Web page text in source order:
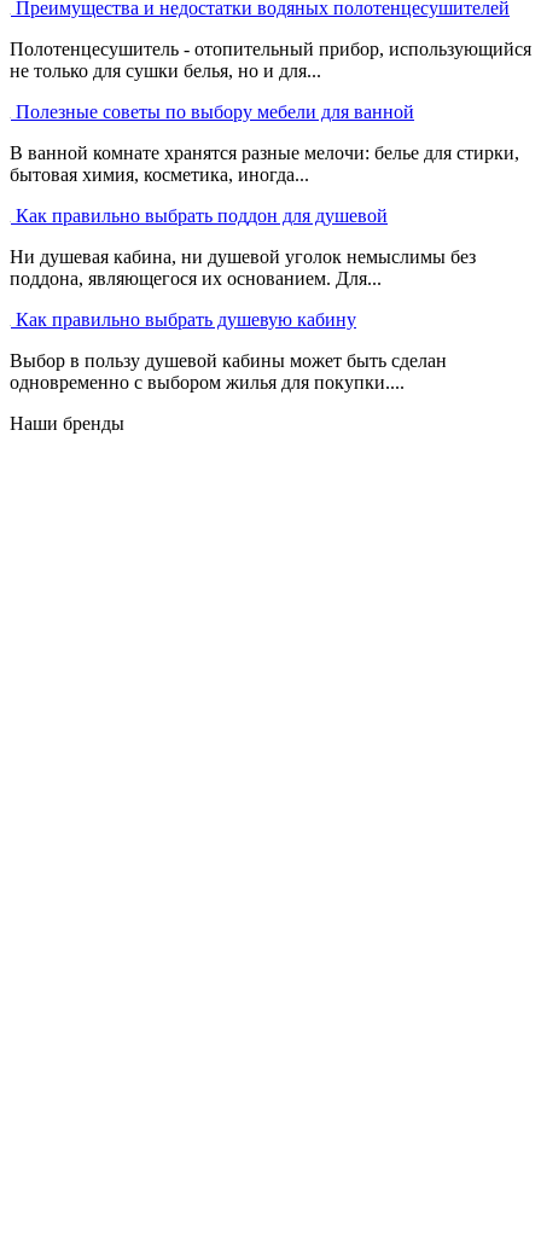
Преимущества и недостатки водяных полотенцесушителей
Полотенцесушитель - отопительный прибор, использующийся
не только для сушки белья, но и для...
Полезные советы по выбору мебели для ванной
В ванной комнате хранятся разные мелочи: белье для стирки,
бытовая химия, косметика, иногда...
Как правильно выбрать поддон для душевой
Ни душевая кабина, ни душевой уголок немыслимы без
поддона, являющегося их основанием. Для...
Как правильно выбрать душевую кабину
Выбор в пользу душевой кабины может быть сделан
одновременно с выбором жилья для покупки....
Наши бренды